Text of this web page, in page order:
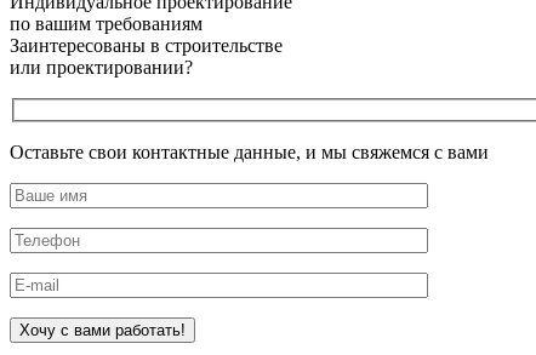
по вашим требованиям
Заинтересованы в строительстве
или проектировании?
Оставьте свои контактные данные, и мы свяжемся с вами
Оставьте это поле пустым.